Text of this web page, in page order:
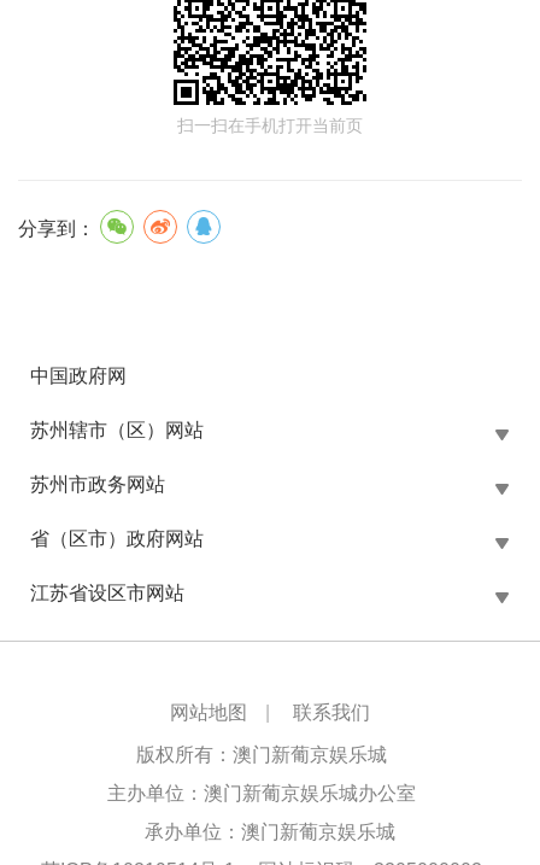
扫一扫在手机打开当前页
分享到：
中国政府网
苏州辖市（区）网站
苏州市政务网站
省（区市）政府网站
江苏省设区市网站
网站地图 联系我们
版权所有：澳门新葡京娱乐城
主办单位：澳门新葡京娱乐城办公室
承办单位：澳门新葡京娱乐城